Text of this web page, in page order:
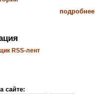
подробнее
RSS-лент
сайте: